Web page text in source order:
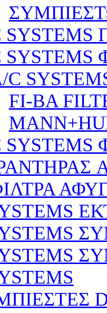
SYSTEMS
C
FI-BA